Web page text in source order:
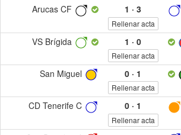
Arucas CF 1 · 3
Rellenar acta
VS Brígida 1 · 0
Rellenar acta
San Miguel 0· 1
Rellenar acta
CD Tenerife C 0· 1
Rellenar acta